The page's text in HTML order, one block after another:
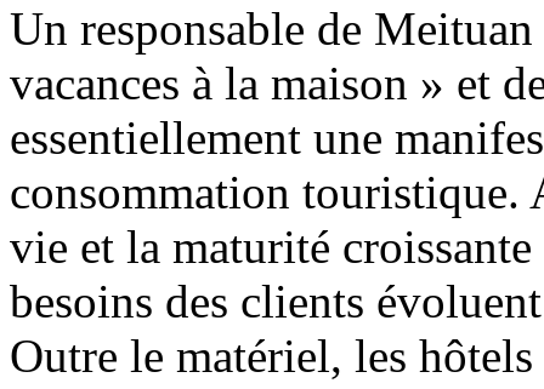
Un responsable de
vacances à la maison » et
essentiellement une
consommation touristique.
vie et la maturité
besoins des clients
Outre le matériel, les